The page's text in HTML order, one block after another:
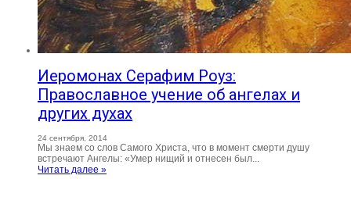
Иеромонах Серафим Роуз:
Православное учение об ангелах и
других духах
24 сентября, 2014
Мы знаем со слов Самого Христа, что в момент смерти душу
встречают Ангелы: «Умер нищий и отнесен был...
Читать далее »